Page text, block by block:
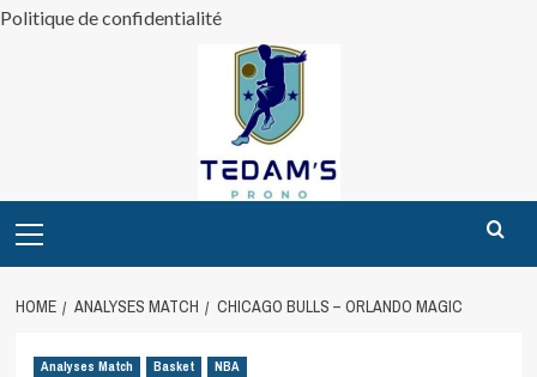
Politique de confidentialité
Menu
HOME ANALYSES MATCH CHICAGO BULLS – ORLANDO MAGIC
Analyses Match Basket NBA